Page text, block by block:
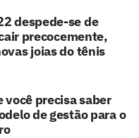
despede-se de
precocemente,
joias do tênis
você precisa saber
de gestão para o